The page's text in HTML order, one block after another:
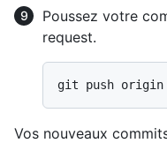
Poussez votre
request.
Vos nouveaux